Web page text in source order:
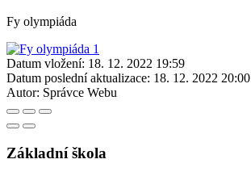
Fy olympiáda
Datum vložení: 18. 12. 2022 19:59
Datum poslední aktualizace: 18. 12. 2022 20:00
Autor: Správce Webu
Základní škola